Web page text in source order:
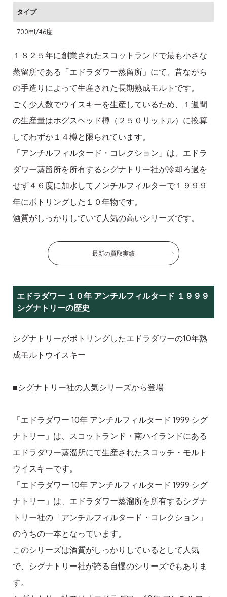
タイプ
700ml/46度
１８２５年に創業されたスコットランドで最も小さな
蒸留所である「エドラダワー蒸留所」にて、昔ながら
の手造りによって生産された長期熟成モルトです。
ごく少人数でウイスキーを生産しているため、１週間
の生産量はホグスヘッド樽（２５０リットル）に換算
してわずか１４樽と限られています。
「アンチルフィルタード・コレクション」は、エドラ
ダワー蒸留所を所有するシグナトリー社が冷却ろ過を
せず４６度に加水してノンチルフィルターで１９９９
年にボトリングした１０年物です。
酒質がしっかりしていて人気の高いシリーズです。
最新の買取実績
エドラダワー １０年 アンチルフィルタード １９９９
シグナトリーの歴史
シグナトリーがボトリングしたエドラダワーの10年熟
成モルトウイスキー
■シグナトリー社の人気シリーズから登場
「エドラダワー 10年 アンチルフィルタード 1999 シグ
ナトリー」は、スコットランド・南ハイランドにある
エドラダワー蒸溜所にて生産されたスコッチ・モルト
ウイスキーです。
「エドラダワー 10年 アンチルフィルタード 1999 シグ
ナトリー」は、エドラダワー蒸溜所を所有するシグナ
トリー社の「アンチルフィルタード・コレクション」
のうちの一本となっています。
このシリーズは酒質がしっかりしているとして人気
で、シグナトリー社が誇る自慢のシリーズでもありま
す。